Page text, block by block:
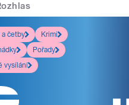
a četby
Krimi
Pořady
vysílání